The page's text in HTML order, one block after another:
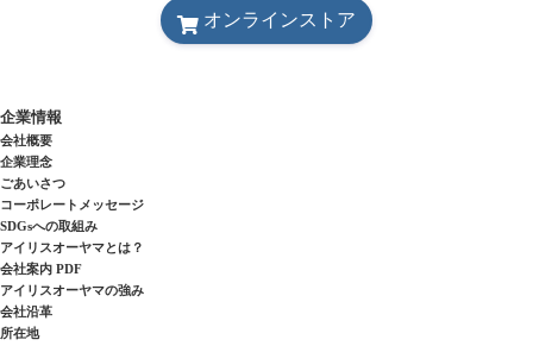
オンラインストア
企業情報
会社概要
企業理念
ごあいさつ
コーポレートメッセージ
SDGsへの取組み
アイリスオーヤマとは？
会社案内 PDF
アイリスオーヤマの強み
会社沿革
所在地